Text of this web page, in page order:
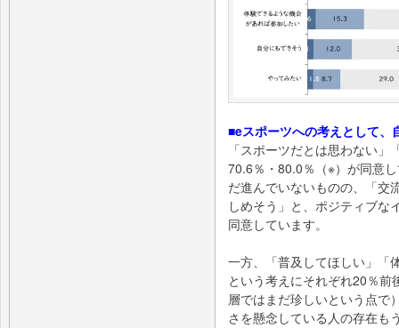
■eスポーツへの考えとして
「スポーツだとは思わない
70.6％・80.0％（※）が同意
だ進んでいないものの、「交
しめそう」と、ポジティブ
同意しています。
一方、「普及してほしい」「
という考えにそれぞれ20％
層ではまだ珍しいという点で
さを懸念している人の存在も